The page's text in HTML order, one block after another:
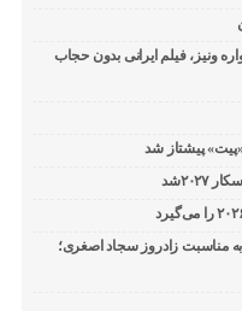
ونیز، فیلم ایرانی بدون حجاب
مناسبت زادروز سجاد اصغری؛